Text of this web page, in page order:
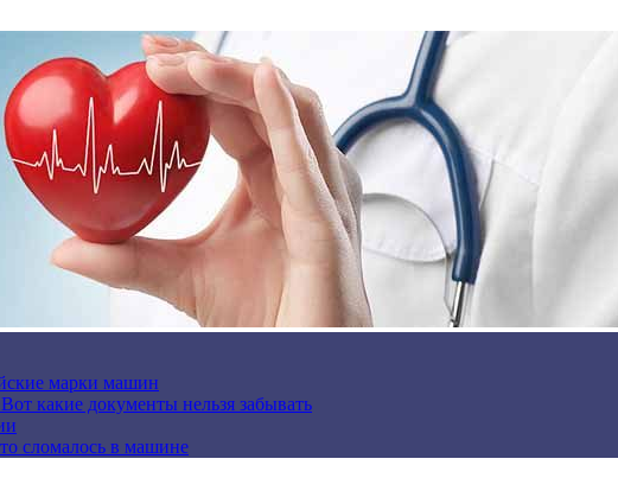
марки машин
какие документы нельзя забывать
сломалось в машине